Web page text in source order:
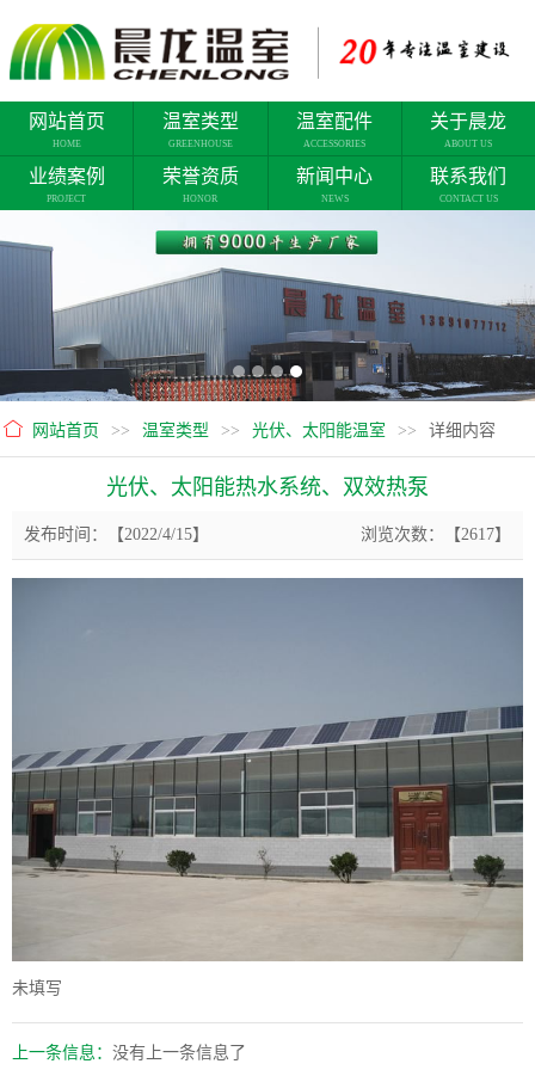
网站首页
HOME
温室类型
GREENHOUSE
温室配件
ACCESSORIES
关于晨龙
ABOUT US
业绩案例
PROJECT
荣誉资质
HONOR
新闻中心
NEWS
联系我们
CONTACT US
网站首页 >> 温室类型 >> 光伏、太阳能温室 >> 详细内容
光伏、太阳能热水系统、双效热泵
发布时间：【2022/4/15】 浏览次数：【2617】
未填写
上一条信息： 没有上一条信息了